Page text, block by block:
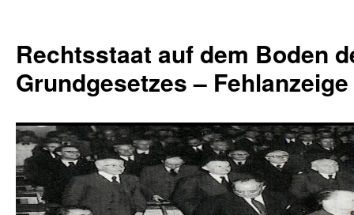
springen
Rechtsstaat auf dem Boden
Grundgesetzes –